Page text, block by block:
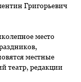
Григорьевич
место
местные
театр, редакции